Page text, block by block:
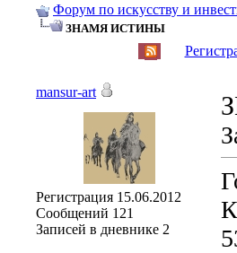
Форум по искусству и
ЗНАМЯ ИСТИНЫ
mansur-art
Регистрация 15.06.2012
Сообщений 121
Записей в дневнике 2